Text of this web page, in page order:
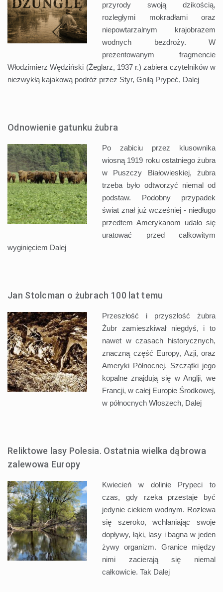
przyrody swoją dzikością,
rozległymi mokradłami oraz
niepowtarzalnym krajobrazem
wodnych bezdroży. W
prezentowanym fragmencie
Włodzimierz Wędziński (Żeglarz, 1937 r.) zabiera czytelników w
niezwykłą kajakową podróż przez Styr, Gniłą Prypeć, Dalej
Odnowienie gatunku żubra
Po zabiciu przez klusownika
wiosną 1919 roku ostatniego żubra
w Puszczy Białowieskiej, żubra
trzeba było odtworzyć niemal od
podstaw. Podobny przypadek
świat znał już wcześniej - niedługo
przedtem Amerykanom udało się
uratować przed całkowitym
wyginięciem Dalej
Jan Stolcman o żubrach 100 lat temu
Przeszłość i przyszłość żubra
Żubr zamieszkiwał niegdyś, i to
nawet w czasach historycznych,
znaczną część Europy, Azji, oraz
Ameryki Północnej. Szczątki jego
kopalne znajdują się w Anglji, we
Francji, w całej Europie Środkowej,
w północnych Włoszech, Dalej
Reliktowe lasy Polesia. Ostatnia wielka dąbrowa
zalewowa Europy
Kwiecień w dolinie Prypeci to
czas, gdy rzeka przestaje być
jedynie ciekiem wodnym. Rozlewa
się szeroko, wchłaniając swoje
dopływy, łąki, lasy i bagna w jeden
żywy organizm. Granice między
nimi zacierają się niemal
całkowicie. Tak Dalej